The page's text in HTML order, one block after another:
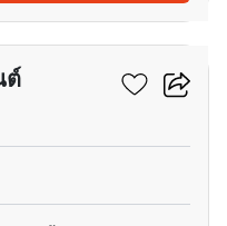
7
ต์